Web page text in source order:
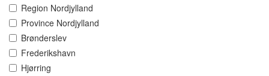
Region Nordjylland
Province Nordjylland
Brønderslev
Frederikshavn
Hjørring